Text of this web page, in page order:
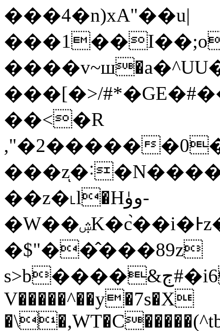
���4�n)xA"��u|
���[�>/
��<�R
,"�2�����
��z�˪l�Hوۈ-
�W��ۺK�c֙��i�Ͱz��ΰ�Djso�^�P�g��+!t�ۛFB���&��H���Nx����>I.�֖j�x��
�$"��̂���89z
s>b����&ڄ#�i6�xj�iY��30;
V�����^��y�7s�X